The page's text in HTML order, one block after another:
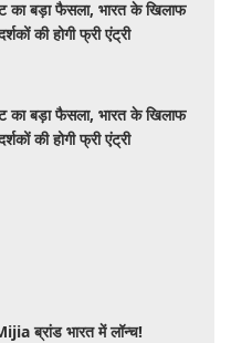
का बड़ा फैसला, भारत के खिलाफ
की होगी फ्री एंट्री
का बड़ा फैसला, भारत के खिलाफ
की होगी फ्री एंट्री
ब्रांड भारत में लॉन्च!